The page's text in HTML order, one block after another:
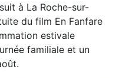
à La Roche-sur-
du film En Fanfare
estivale
familiale et un